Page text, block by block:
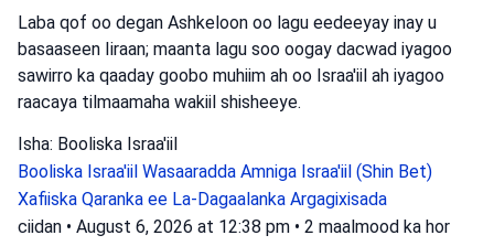
Laba qof oo degan Ashkeloon oo lagu eedeeyay inay u
basaaseen Iiraan; maanta lagu soo oogay dacwad iyagoo
sawirro ka qaaday goobo muhiim ah oo Israa'iil ah iyagoo
raacaya tilmaamaha wakiil shisheeye.
Isha: Booliska Israa'iil
Booliska Israa'iil Wasaaradda Amniga Israa'iil (Shin Bet)
Xafiiska Qaranka ee La-Dagaalanka Argagixisada
ciidan • August 6, 2026 at 12:38 pm • 2 maalmood ka hor